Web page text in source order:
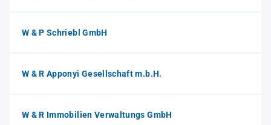
W & P Schriebl GmbH
W & R Apponyi Gesellschaft m.b.H.
W & R Immobilien Verwaltungs GmbH